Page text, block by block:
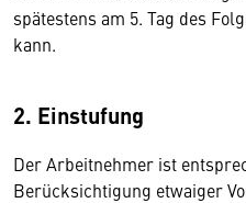
spätestens am 5. Tag des
kann.
2. Einstufung
Der Arbeitnehmer ist
Berücksichtigung etwaiger